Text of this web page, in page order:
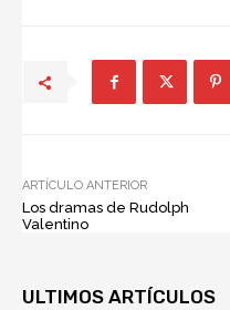
ARTÍCULO ANTERIOR
Los dramas de Rudolph
Valentino
ULTIMOS ARTÍCULOS